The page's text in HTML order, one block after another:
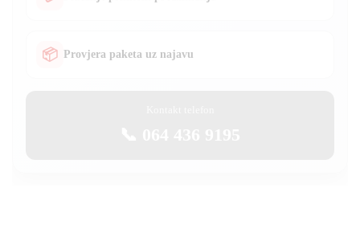
📦 Provjera paketa uz najavu